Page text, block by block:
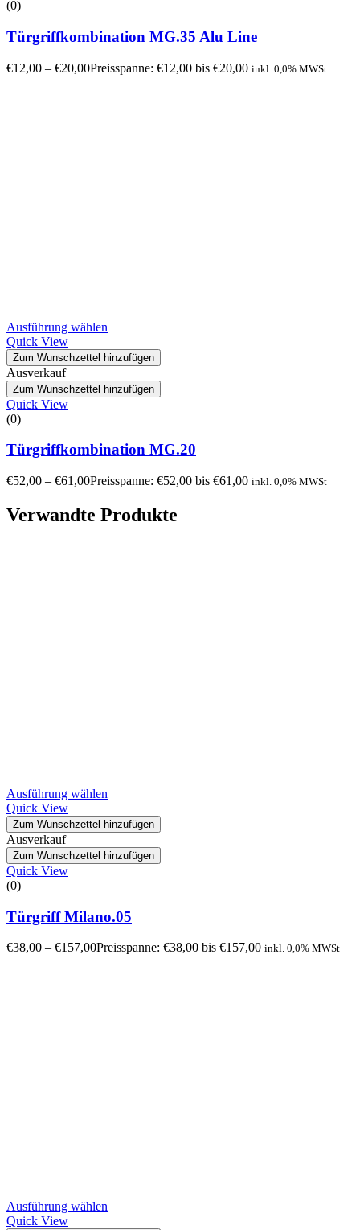
(0)
Türgriffkombination MG.35 Alu Line
€12,00 – €20,00Preisspanne: €12,00 bis €20,00 inkl. 0,0% MWSt
Ausführung wählen
Quick View
Zum Wunschzettel hinzufügen
Ausverkauf
Zum Wunschzettel hinzufügen
Quick View
(0)
Türgriffkombination MG.20
€52,00 – €61,00Preisspanne: €52,00 bis €61,00 inkl. 0,0% MWSt
Verwandte Produkte
Ausführung wählen
Quick View
Zum Wunschzettel hinzufügen
Ausverkauf
Zum Wunschzettel hinzufügen
Quick View
(0)
Türgriff Milano.05
€38,00 – €157,00Preisspanne: €38,00 bis €157,00 inkl. 0,0% MWSt
Ausführung wählen
Quick View